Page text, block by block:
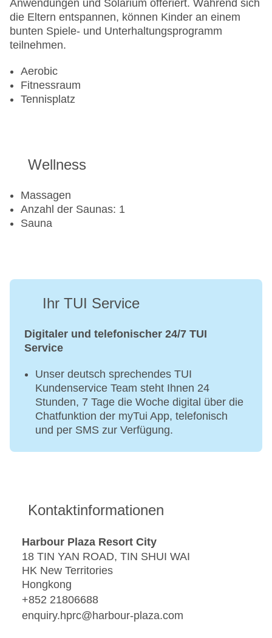
Anwendungen und Solarium offeriert. Während sich
die Eltern entspannen, können Kinder an einem
bunten Spiele- und Unterhaltungsprogramm
teilnehmen.
Aerobic
Fitnessraum
Tennisplatz
Wellness
Massagen
Anzahl der Saunas: 1
Sauna
Ihr TUI Service
Digitaler und telefonischer 24/7 TUI
Service
Unser deutsch sprechendes TUI
Kundenservice Team steht Ihnen 24
Stunden, 7 Tage die Woche digital über die
Chatfunktion der myTui App, telefonisch
und per SMS zur Verfügung.
Kontaktinformationen
Harbour Plaza Resort City
18 TIN YAN ROAD, TIN SHUI WAI
HK New Territories
Hongkong
+852 21806688
enquiry.hprc@harbour-plaza.com